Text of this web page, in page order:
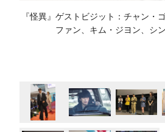
『怪異』ゲストビジット：チャン・
ファン、キム・ジヨン、シ